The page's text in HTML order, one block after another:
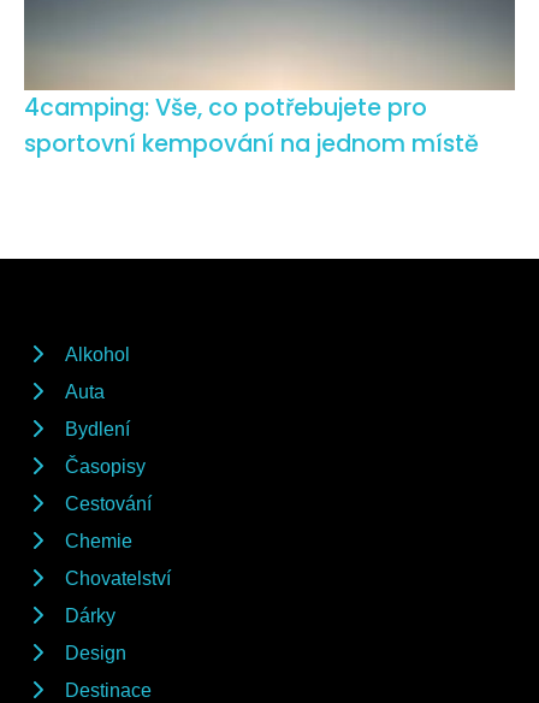
4camping: Vše, co potřebujete pro
sportovní kempování na jednom místě
Alkohol
Auta
Bydlení
Časopisy
Cestování
Chemie
Chovatelství
Dárky
Design
Destinace